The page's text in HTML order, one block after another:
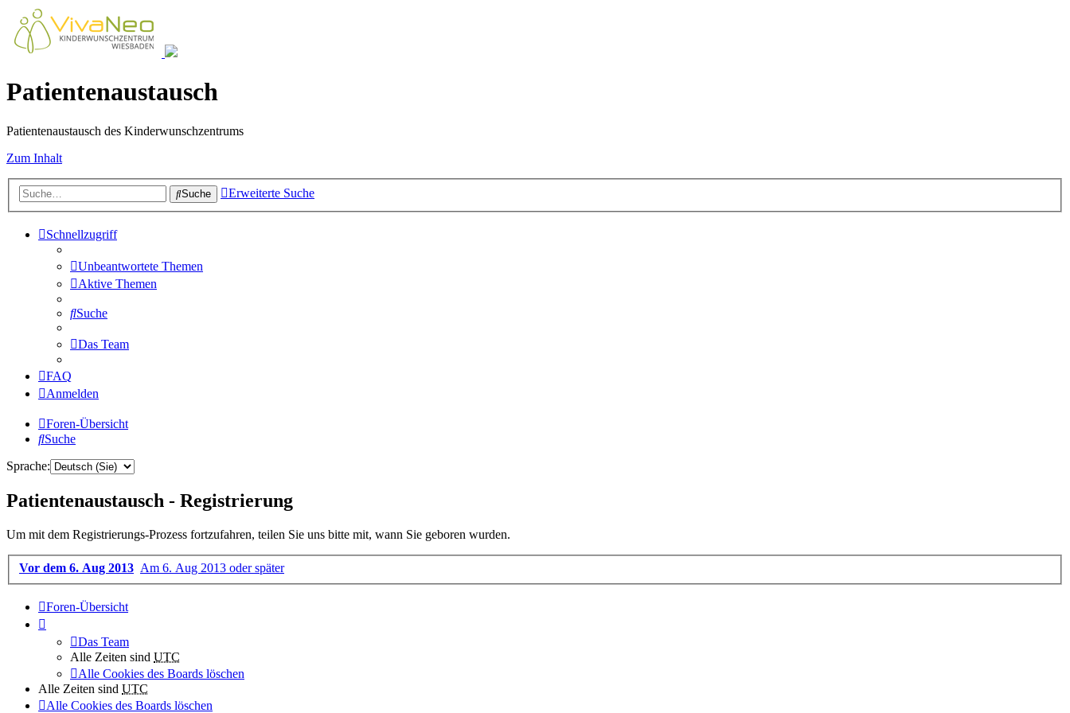
Patientenaustausch
Patientenaustausch des Kinderwunschzentrums
Zum Inhalt
Suche Erweiterte Suche
Schnellzugriff
Unbeantwortete Themen
Aktive Themen
Suche
Das Team
FAQ
Anmelden
Foren-Übersicht
Suche
Sprache:
Patientenaustausch - Registrierung
Um mit dem Registrierungs-Prozess fortzufahren, teilen Sie uns bitte mit, wann Sie geboren wurden.
Vor dem 6. Aug 2013 Am 6. Aug 2013 oder später
Foren-Übersicht
Das Team
Alle Zeiten sind UTC
Alle Cookies des Boards löschen
Alle Zeiten sind UTC
Alle Cookies des Boards löschen